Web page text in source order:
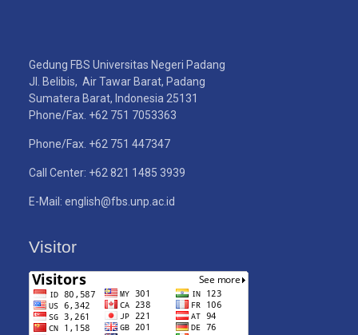
Gedung FBS Universitas Negeri Padang
Jl. Belibis, Air Tawar Barat, Padang
Sumatera Barat, Indonesia 25131
Phone/Fax. +62 751 7053363
Phone/Fax. +62 751 447347
Call Center: +62 821 1485 3939
E-Mail: english@fbs.unp.ac.id
Visitor